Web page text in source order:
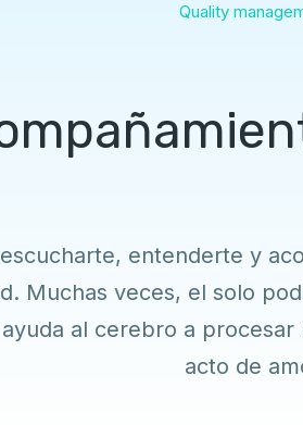
Quality
entenderte y
Muchas veces, el solo
al cerebro a
acto de